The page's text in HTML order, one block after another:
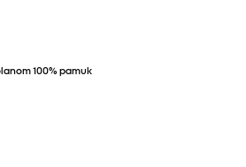
100% pamuk